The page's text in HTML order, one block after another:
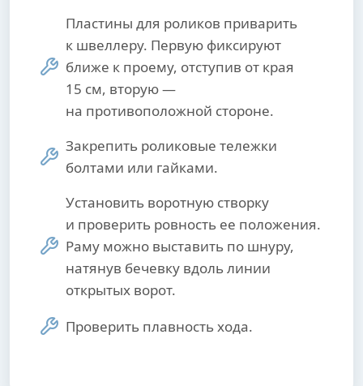
Пластины для роликов приварить
к швеллеру. Первую фиксируют
ближе к проему, отступив от края
15 см, вторую —
на противоположной стороне.
Закрепить роликовые тележки
болтами или гайками.
Установить воротную створку
и проверить ровность ее положения.
Раму можно выставить по шнуру,
натянув бечевку вдоль линии
открытых ворот.
Проверить плавность хода.